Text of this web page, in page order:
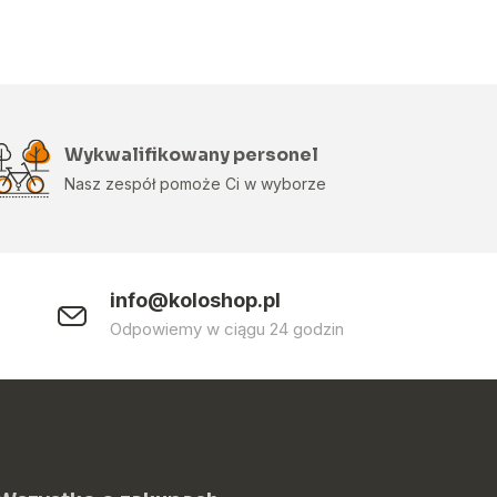
Wykwalifikowany personel
Nasz zespół pomoże Ci w wyborze
info@koloshop.pl
Odpowiemy w ciągu 24 godzin